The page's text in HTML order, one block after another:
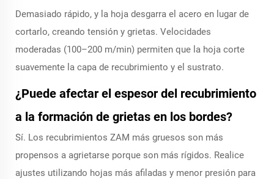
Demasiado rápido, y la hoja desgarra el acero en lugar de
cortarlo, creando tensión y grietas. Velocidades
moderadas (100–200 m/min) permiten que la hoja corte
suavemente la capa de recubrimiento y el sustrato.
¿Puede afectar el espesor del recubrimiento
a la formación de grietas en los bordes?
Sí. Los recubrimientos ZAM más gruesos son más
propensos a agrietarse porque son más rígidos. Realice
ajustes utilizando hojas más afiladas y menor presión para